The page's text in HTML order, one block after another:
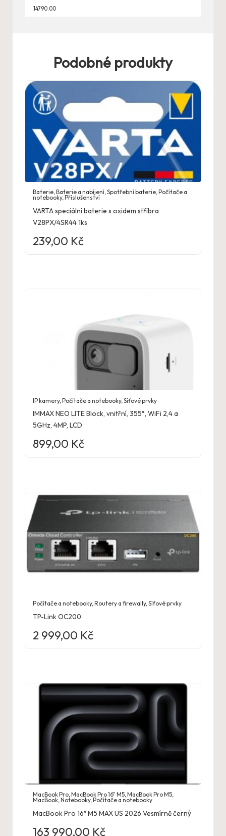
14790.00
Podobné produkty
Baterie,Baterie a nabíjení,Spotřební baterie,Počítače a
notebooky,Příslušenství
VARTA speciální baterie s oxidem stříbra
V28PX/4SR44 1ks
239,00 Kč
IP kamery,Počítače a notebooky,Síťové prvky
IMMAX NEO LITE Block, vnitřní, 355°, WiFi 2,4 a
5GHz, 4MP, LCD
899,00 Kč
Počítače a notebooky,Routery a firewally,Síťové prvky
TP-Link OC200
2 999,00 Kč
MacBook Pro,MacBook Pro 16" M5,MacBook Pro M5,
MacBook,Notebooky,Počítače a notebooky
MacBook Pro 16″ M5 MAX US 2026 Vesmírně černý
163 990,00 Kč